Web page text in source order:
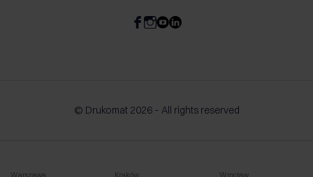
© Drukomat 2026 – All rights reserved